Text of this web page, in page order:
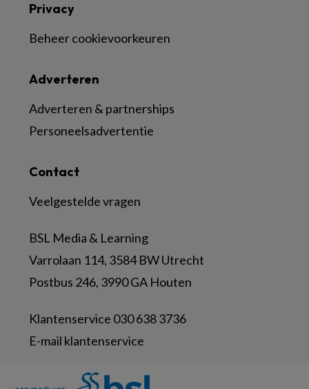
Contact
Veelgestelde vragen
BSL Media & Learning
Varrolaan 114, 3584 BW Utrecht
Postbus 246, 3990 GA Houten
Klantenservice 030 638 3736
E-mail klantenservice
Adverteren
Adverteren & partnerships
Personeelsadvertentie
Privacy
Beheer cookievoorkeuren